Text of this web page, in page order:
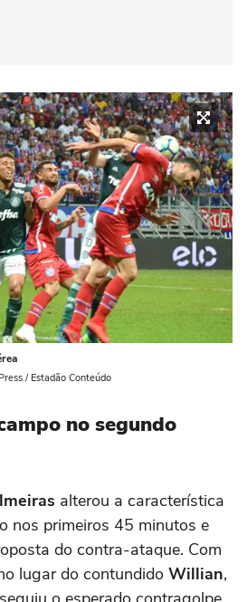
/ Estadão Conteúdo
no segundo
alterou a característica
nos primeiros 45 minutos e
do contra-ataque. Com
lugar do contundido Willian,